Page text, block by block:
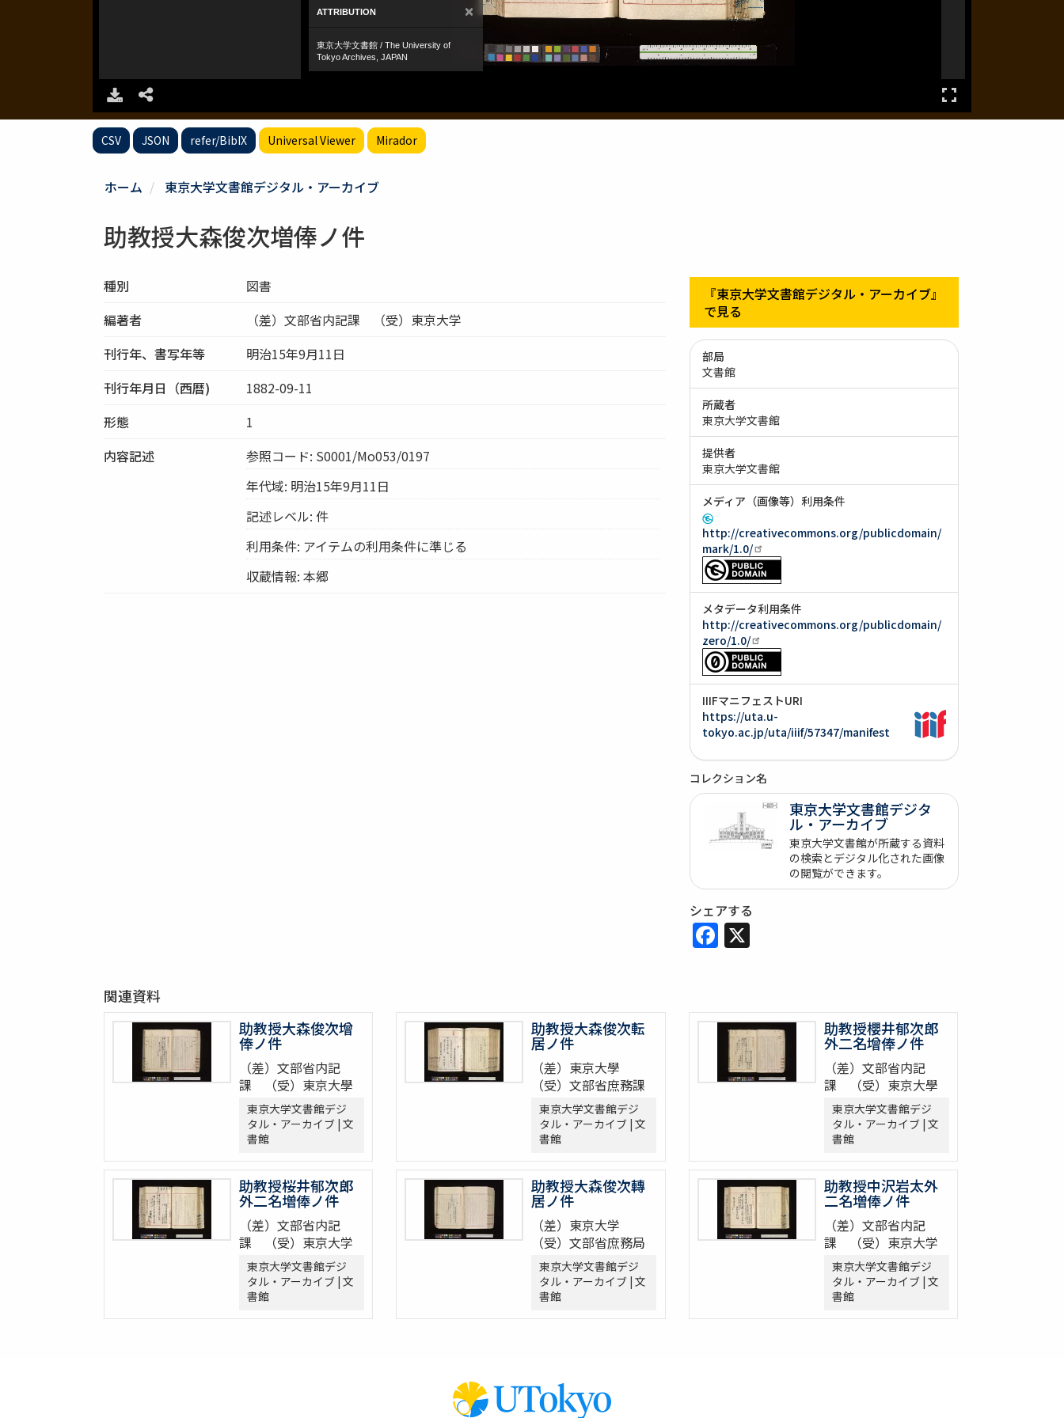
CSV JSON refer/BibIX Universal Viewer Mirador
ホーム 東京大学文書館デジタル・アーカイブ
助教授大森俊次増俸ノ件
種別
図書
編著者
（差）文部省内記課 （受）東京大学
刊行年、書写年等
明治15年9月11日
刊行年月日（西暦)
1882-09-11
形態
1
内容記述
参照コード: S0001/Mo053/0197
年代域: 明治15年9月11日
記述レベル: 件
利用条件: アイテムの利用条件に準じる
収蔵情報: 本郷
『東京大学文書館デジタル・アーカイブ』
で見る
部局
文書館
所蔵者
東京大学文書館
提供者
東京大学文書館
メディア（画像等）利用条件
http://creativecommons.org/publicdomain/
mark/1.0/
メタデータ利用条件
http://creativecommons.org/publicdomain/
zero/1.0/
IIIFマニフェストURI
https://uta.u-
tokyo.ac.jp/uta/iiif/57347/manifest
コレクション名
東京大学文書館デジタ
ル・アーカイブ
東京大学文書館が所蔵する資料
の検索とデジタル化された画像
の閲覧ができます。
シェアする
Facebook
X
関連資料
助教授大森俊次增
俸ノ件
（差）文部省内記
課 （受）東京大學
東京大学文書館デジ
タル・アーカイブ | 文
書館
助教授大森俊次転
居ノ件
（差）東京大學
（受）文部省庶務課
東京大学文書館デジ
タル・アーカイブ | 文
書館
助教授櫻井郁次郎
外二名增俸ノ件
（差）文部省内記
課 （受）東京大學
東京大学文書館デジ
タル・アーカイブ | 文
書館
助教授桜井郁次郎
外二名増俸ノ件
（差）文部省内記
課 （受）東京大学
東京大学文書館デジ
タル・アーカイブ | 文
書館
助教授大森俊次轉
居ノ件
（差）東京大学
（受）文部省庶務局
東京大学文書館デジ
タル・アーカイブ | 文
書館
助教授中沢岩太外
二名増俸ノ件
（差）文部省内記
課 （受）東京大学
東京大学文書館デジ
タル・アーカイブ | 文
書館